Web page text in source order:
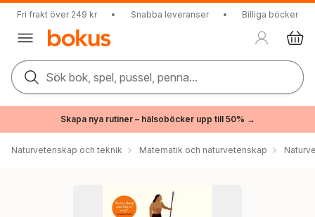
Fri frakt över 249 kr • Snabba leveranser • Billiga böcker
Sök bok, spel, pussel, penna...
Skapa nya rutiner – hälsoböcker upp till 50% →
Naturvetenskap och teknik Matematik och naturvetenskap